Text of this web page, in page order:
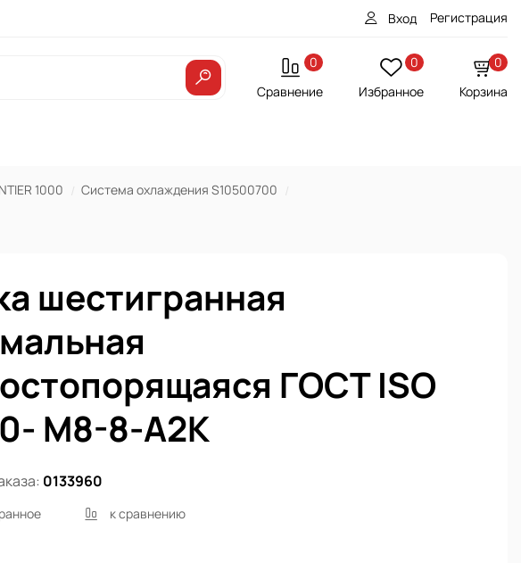
Вход Регистрация
0
Сравнение
0
Избранное
0
Корзина
1000
Система охлаждения S10500700
шестигранная
ГОСТ ISO
M8-8-А2К
0133960
к сравнению